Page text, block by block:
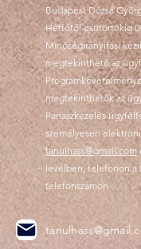
Budapest Dózsa
Hétfőtől-csütörtökig
Minőségirányítási
megtekinthető az
megtekinthetők az
Panaszkezelés
személyesen
tanulhass@gmail.com
levélben, telefonon a
telefonszámon